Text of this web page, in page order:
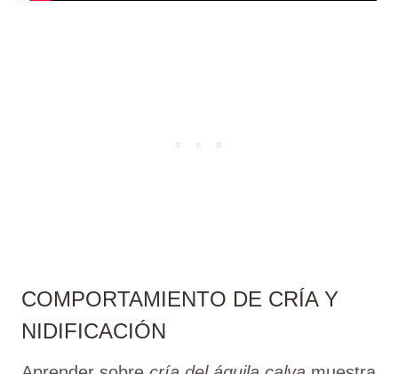
COMPORTAMIENTO DE CRÍA Y
NIDIFICACIÓN